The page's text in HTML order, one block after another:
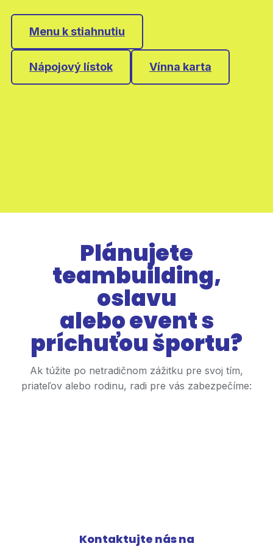
Menu k stiahnutiu
Nápojový lístok Vínna karta
Plánujete
teambuilding,
oslavu
alebo event s
príchuťou športu?
Ak túžite po netradičnom zážitku pre svoj tím,
priateľov alebo rodinu, radi pre vás zabezpečíme:
Program plný
Kontaktujte nás na